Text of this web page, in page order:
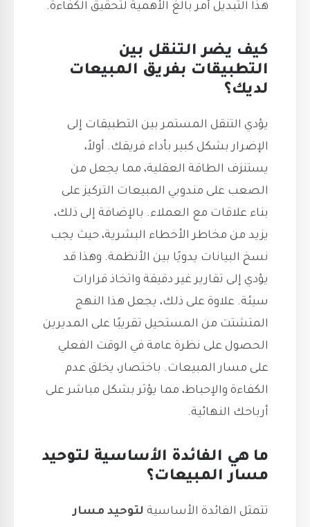
هذا التبديل أمر بالغ الأهمية لتحقيق الكفاءة.
كيف يضر التنقل بين
التطبيقات بفريق المبيعات
لديك؟
يؤدي التنقل المستمر بين التطبيقات إلى
الإضرار بشكل كبير بأداء فريقك. أولاً،
يستنزف الطاقة العقلية، مما يجعل من
الصعب على مندوبي المبيعات التركيز على
بناء علاقات مع العملاء. بالإضافة إلى ذلك،
يزيد من مخاطر الأخطاء البشرية، حيث يجب
نسخ البيانات يدويًا بين الأنظمة. وهذا قد
يؤدي إلى تقارير غير دقيقة واتخاذ قرارات
سيئة. علاوة على ذلك، يجعل هذا النهج
المتشتت من المستحيل تقريبًا على المديرين
الحصول على نظرة عامة في الوقت الفعلي
على مسار المبيعات. باختصار، يخلق عدم
الكفاءة والإحباط، مما يؤثر بشكل مباشر على
أرباحك النهائية.
ما هي الفائدة الأساسية لتوحيد
مسار المبيعات؟
تتمثل الفائدة الأساسية لتوحيد مسار